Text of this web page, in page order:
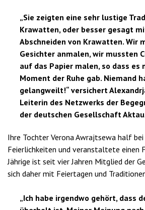
„Sie zeigten eine sehr lustige
Krawatten, oder besser gesagt
Abschneiden von Krawatten. Wir
Gesichter anmalen, wir mussten
auf das Papier malen, so dass es
Moment der Ruhe gab. Niemand
gelangweilt!“ versichert
Leiterin des Netzwerks der
der deutschen Gesellschaft
Ihre Tochter Verona Awrajtsewa half
Feierlichkeiten und veranstaltete einen
Jährige ist seit vier Jahren Mitglied der
sich daher mit Feiertagen und
„Ich habe irgendwo gehört, dass